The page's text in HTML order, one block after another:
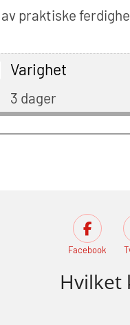
praktiske
Varighet
3 dager
Facebook
Hvilket